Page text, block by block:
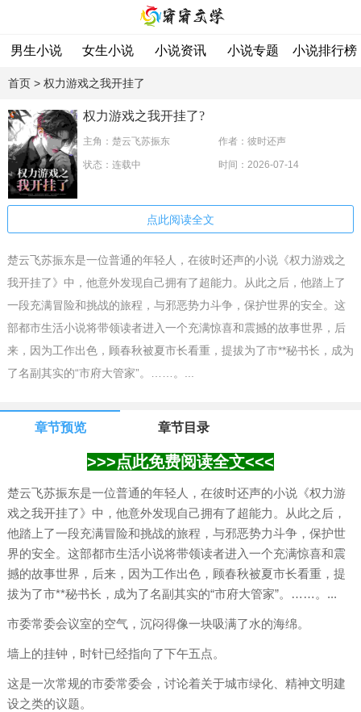
男生小说 女生小说 小说资讯 小说专题 小说排行榜
首页 > 权力游戏之我开挂了
权力游戏之我开挂了?
主角：楚云飞苏振东 作者：彼时还声
状态：连载中 时间：2026-07-14
点此阅读全文
楚云飞苏振东是一位普通的年轻人，在彼时还声的小说《权力游戏之
我开挂了》中，他意外发现自己拥有了超能力。从此之后，他踏上了
一段充满冒险和挑战的旅程，与邪恶势力斗争，保护世界的安全。这
部都市生活小说将带领读者进入一个充满惊喜和震撼的故事世界，后
来，因为工作出色，顾春秋被夏市长看重，提拔为了市**秘书长，成为
了名副其实的“市府大管家”。……。...
章节预览 章节目录
>>>点此免费阅读全文<<<
楚云飞苏振东是一位普通的年轻人，在彼时还声的小说《权力游
戏之我开挂了》中，他意外发现自己拥有了超能力。从此之后，
他踏上了一段充满冒险和挑战的旅程，与邪恶势力斗争，保护世
界的安全。这部都市生活小说将带领读者进入一个充满惊喜和震
撼的故事世界，后来，因为工作出色，顾春秋被夏市长看重，提
拔为了市**秘书长，成为了名副其实的“市府大管家”。……。...
市委常委会议室的空气，沉闷得像一块吸满了水的海绵。
墙上的挂钟，时针已经指向了下午五点。
这是一次常规的市委常委会，讨论着关于城市绿化、精神文明建
设之类的议题。